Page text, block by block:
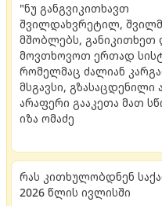
"ნუ განგვიკითხავთ
შვილდახვრეტილ,
მშობლებს, განიკითხეთ
მოვთხოვოთ ერთად
რომელმაც ძალიან
მსგავსი,
არაფერი გააკეთა მათ
იზა ომაძე
რას კითხულობდნენ
2026 წლის ივლისში